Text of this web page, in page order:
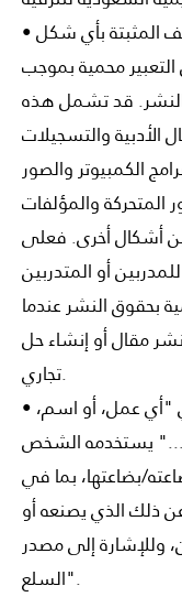
• قد تكون أعمال التأليف المثبتة بأي شكل
محمية بموجب
قد تشمل هذه
الأدبية والتسجيلات
الكمبيوتر والصور
المتحركة والمؤلفات
أشكال أخرى. فعلى
أو المتدربين
بحقوق النشر عندما
مقال أو إنشاء حل
تجاري.
• العلامة التجارية هي "أي عمل، أو اسم،
..." يستخدمه الشخص
بضاعتها، بما في
ذلك الذي يصنعه أو
وللإشارة إلى مصدر
السلع".